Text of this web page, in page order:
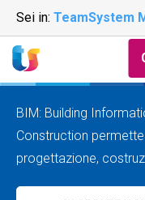
Sei in: TeamSystem
BIM: Building
Construction
progettazione,